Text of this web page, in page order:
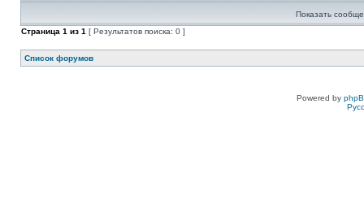
Показать
Страница 1 из 1 [ Результатов поиска: 0 ]
Список форумов
Powered by